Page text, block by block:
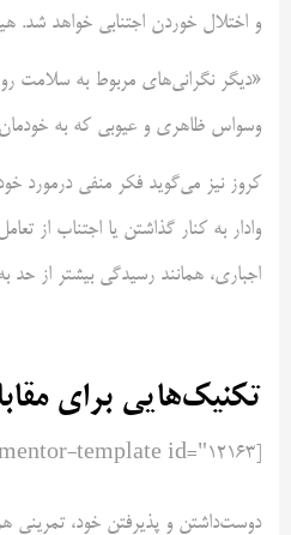
و اختلال خوردن اجتنابی خواهد شد.
«دیگر نگرانی‌های مربوط به سلامت
وسواس ظاهری و عیوبی که به
کروز نیز می‌گوید فکر منفی درمورد
وادار به کنار گذاشتن یا اجتناب از
اجباری، همانند رسیدگی بیشتر از حد
تکنیک‌هایی برای
دوست‌داشتن و پذیرفتن خود، تمرینی